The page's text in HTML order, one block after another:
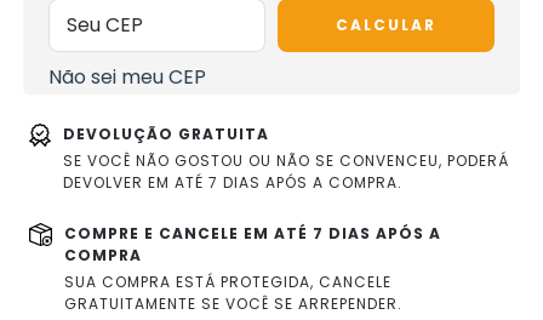
CALCULAR
Não sei meu CEP
DEVOLUÇÃO GRATUITA
SE VOCÊ NÃO GOSTOU OU NÃO SE CONVENCEU, PODERÁ
DEVOLVER EM ATÉ 7 DIAS APÓS A COMPRA.
COMPRE E CANCELE EM ATÉ 7 DIAS APÓS A
COMPRA
SUA COMPRA ESTÁ PROTEGIDA, CANCELE
GRATUITAMENTE SE VOCÊ SE ARREPENDER.